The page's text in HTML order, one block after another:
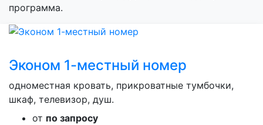
программа.
Эконом 1-местный номер
одноместная кровать, прикроватные тумбочки,
шкаф, телевизор, душ.
от по запросу